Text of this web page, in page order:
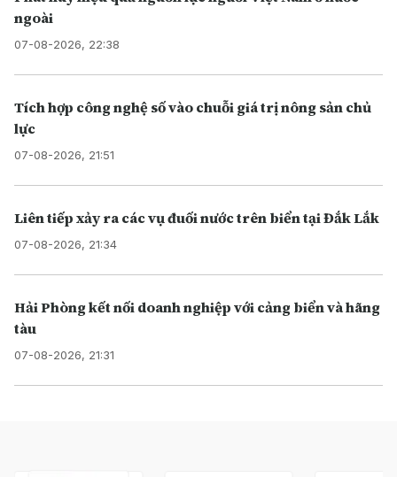
ngoài
07-08-2026, 22:38
Tích hợp công nghệ số vào chuỗi giá trị nông sản chủ
lực
07-08-2026, 21:51
Liên tiếp xảy ra các vụ đuối nước trên biển tại Đắk Lắk
07-08-2026, 21:34
Hải Phòng kết nối doanh nghiệp với cảng biển và hãng
tàu
07-08-2026, 21:31